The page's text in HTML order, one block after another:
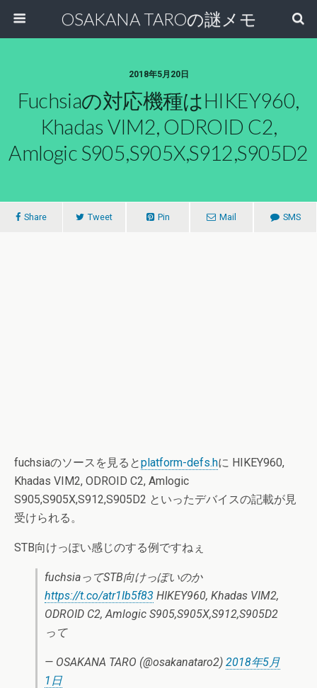
OSAKANA TAROの謎メモ
2018年5月20日
Fuchsiaの対応機種はHIKEY960,
Khadas VIM2, ODROID C2,
Amlogic S905,S905X,S912,S905D2
Share Tweet Pin Mail SMS
fuchsiaのソースを見るとplatform-defs.hに HIKEY960,
Khadas VIM2, ODROID C2, Amlogic
S905,S905X,S912,S905D2 といったデバイスの記載が見
受けられる。
STB向けっぽい感じのする例ですねぇ
fuchsiaってSTB向けっぽいのか
https://t.co/atr1Ib5f83 HIKEY960, Khadas VIM2,
ODROID C2, Amlogic S905,S905X,S912,S905D2
って
— OSAKANA TARO (@osakanataro2) 2018年5月
1日